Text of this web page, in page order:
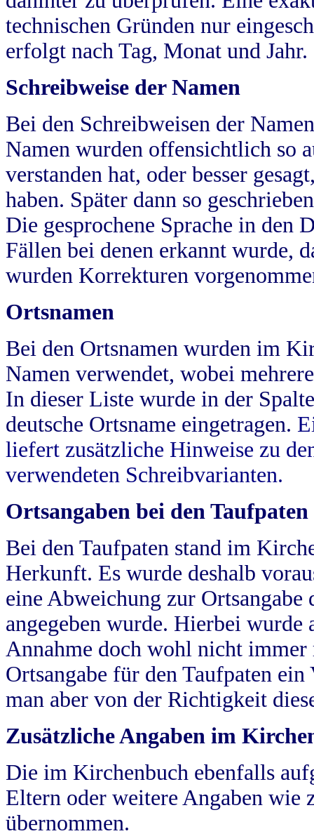
technischen Gründen nur
erfolgt nach Tag, Monat und Jahr.
Schreibweise der Namen
Bei den Schreibweisen der
Namen wurden offensichtlich so
verstanden hat, oder besser
haben. Später dann so
Die gesprochene Sprache in
Fällen bei denen erkannt wurde,
wurden Korrekturen
Ortsnamen
Bei den Ortsnamen wurden im
Namen verwendet, wobei
In dieser Liste wurde in der
deutsche Ortsname eingetragen.
liefert zusätzliche Hinweise zu
verwendeten Schreibvarianten.
Ortsangaben bei den Taufpaten
Bei den Taufpaten stand im
Herkunft. Es wurde deshalb
eine Abweichung zur
angegeben wurde. Hierbei wurde
Annahme doch wohl nicht
Ortsangabe für den Taufpaten
man aber von der Richtigkeit
Zusätzliche Angaben im
Die im Kirchenbuch ebenfalls
Eltern oder weitere Angaben wie
übernommen.